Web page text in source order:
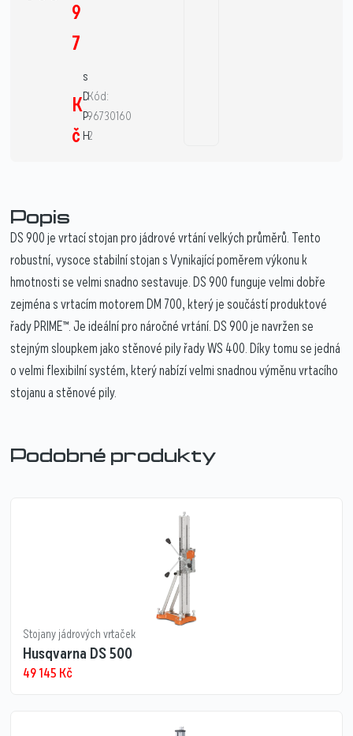
9
7
K
č
s
D
P
H
Kód:
96730160
2
Popis
DS 900 je vrtací stojan pro jádrové vrtání velkých průměrů. Tento
robustní, vysoce stabilní stojan s Vynikající poměrem výkonu k
hmotnosti se velmi snadno sestavuje. DS 900 funguje velmi dobře
zejména s vrtacím motorem DM 700, který je součástí produktové
řady PRIME™. Je ideální pro náročné vrtání. DS 900 je navržen se
stejným sloupkem jako stěnové pily řady WS 400. Díky tomu se jedná
o velmi flexibilní systém, který nabízí velmi snadnou výměnu vrtacího
stojanu a stěnové pily.
Podobné produkty
Stojany jádrových vrtaček
Husqvarna DS 500
49 145 Kč